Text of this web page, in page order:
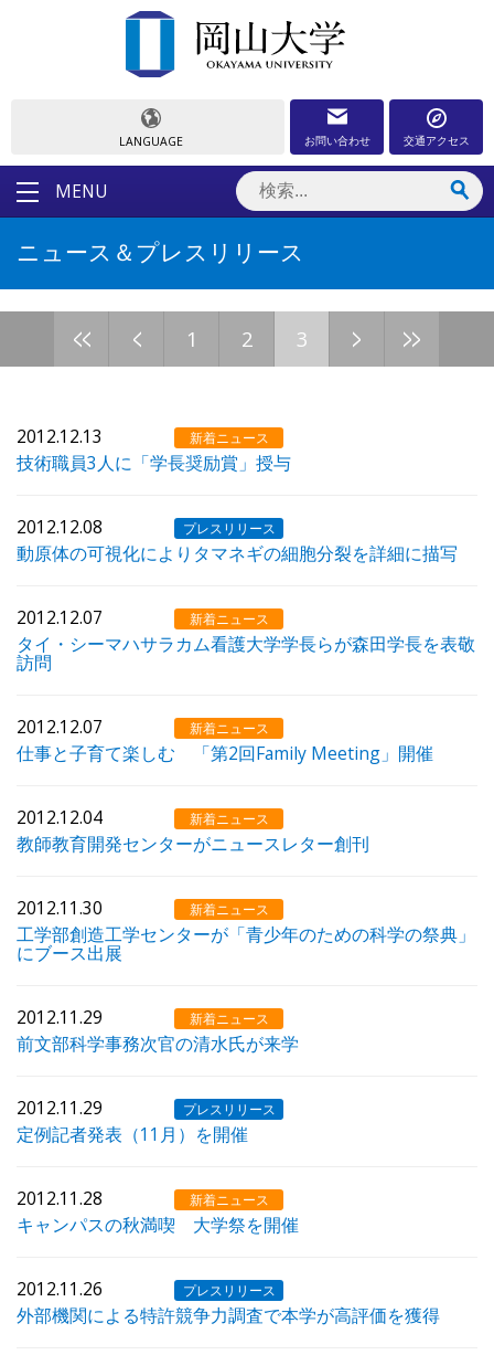
LANGUAGE お問い合わせ 交通アクセス
MENU
ニュース＆プレスリリース
<< < 1 2 3 > >>
2012.12.13 新着ニュース
技術職員3人に「学長奨励賞」授与
2012.12.08 プレスリリース
動原体の可視化によりタマネギの細胞分裂を詳細に描写
2012.12.07 新着ニュース
タイ・シーマハサラカム看護大学学長らが森田学長を表敬
訪問
2012.12.07 新着ニュース
仕事と子育て楽しむ 「第2回Family Meeting」開催
2012.12.04 新着ニュース
教師教育開発センターがニュースレター創刊
2012.11.30 新着ニュース
工学部創造工学センターが「青少年のための科学の祭典」
にブース出展
2012.11.29 新着ニュース
前文部科学事務次官の清水氏が来学
2012.11.29 プレスリリース
定例記者発表（11月）を開催
2012.11.28 新着ニュース
キャンパスの秋満喫 大学祭を開催
2012.11.26 プレスリリース
外部機関による特許競争力調査で本学が高評価を獲得